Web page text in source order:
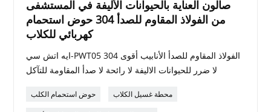
صالون العناية بالحيوانات الأليفة في المستشفى
من الفولاذ المقاوم للصدأ 304 حوض استحمام
كهربائي للكلاب
ايه اتش سي-PWT05 304 الفولاذ المقاوم للصدأ الأنابيب أقوى
لا ضرر للحيوانات الاليفة لا رائحة لا صدأ المقاومة للتآكل
حوض استحمام الكلب محطة غسيل الكلاب